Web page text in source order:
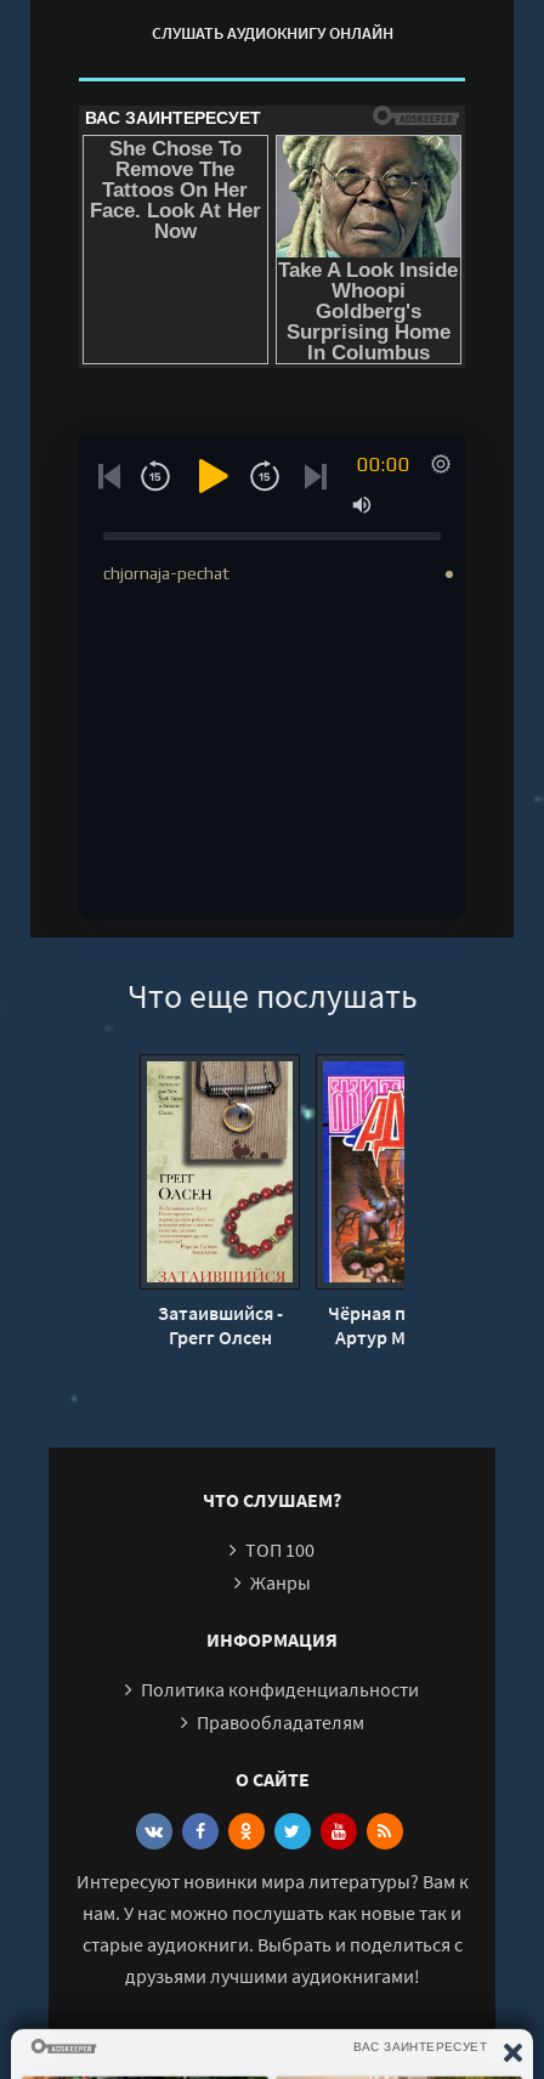
СЛУШАТЬ АУДИОКНИГУ ОНЛАЙН
00:00
chjornaja-pechat
Что еще послушать
Затаившийся -
Грегг Олсен
Чёрная печать -
Артур Мейчен
ЧТО СЛУШАЕМ?
ТОП 100
Жанры
ИНФОРМАЦИЯ
Политика конфиденциальности
Правообладателям
О САЙТЕ
Интересуют новинки мира литературы? Вам к
нам. У нас можно послушать как новые так и
старые аудиокниги. Выбрать и поделиться с
друзьями лучшими аудиокнигами!